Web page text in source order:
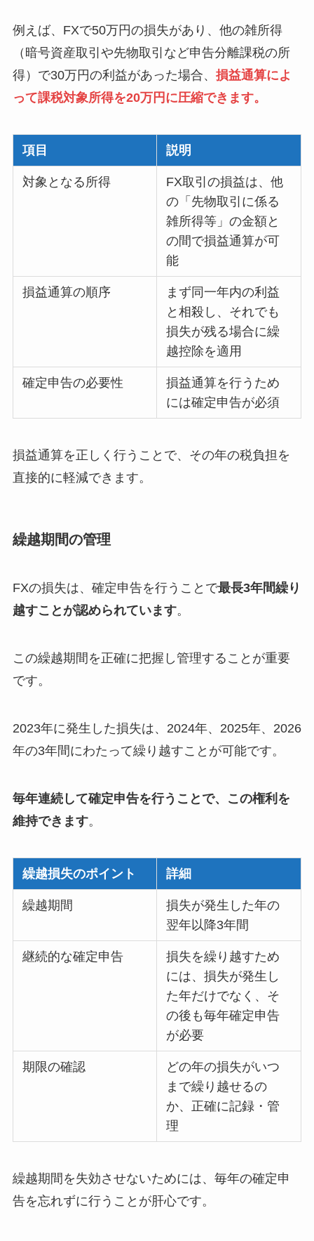
例えば、FXで50万円の損失があり、他の雑所得
（暗号資産取引や先物取引など申告分離課税の所
得）で30万円の利益があった場合、 損益通算によ
って課税対象所得を20万円に圧縮できます。
項目 説明
対象となる所得
FX取引の損益は、他
の「先物取引に係る
雑所得等」の金額と
の間で損益通算が可
能
損益通算の順序
まず同一年内の利益
と相殺し、それでも
損失が残る場合に繰
越控除を適用
確定申告の必要性
損益通算を行うため
には確定申告が必須
損益通算を正しく行うことで、その年の税負担を
直接的に軽減できます。
繰越期間の管理
FXの損失は、確定申告を行うことで最長3年間繰り
越すことが認められています。
この繰越期間を正確に把握し管理することが重要
です。
2023年に発生した損失は、2024年、2025年、2026
年の3年間にわたって繰り越すことが可能です。
毎年連続して確定申告を行うことで、この権利を
維持できます。
繰越損失のポイント 詳細
繰越期間
損失が発生した年の
翌年以降3年間
継続的な確定申告
損失を繰り越すため
には、損失が発生し
た年だけでなく、そ
の後も毎年確定申告
が必要
期限の確認
どの年の損失がいつ
まで繰り越せるの
か、正確に記録・管
理
繰越期間を失効させないためには、毎年の確定申
告を忘れずに行うことが肝心です。